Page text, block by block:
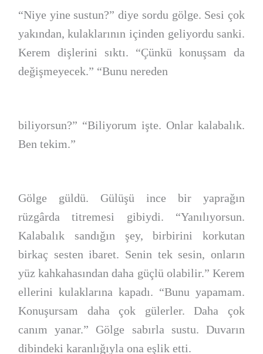
“Niye yine sustun?” diye sordu gölge. Sesi çok
yakından, kulaklarının içinden geliyordu sanki.
Kerem dişlerini sıktı. “Çünkü konuşsam da
değişmeyecek.” “Bunu nereden
biliyorsun?” “Biliyorum işte. Onlar kalabalık.
Ben tekim.”
Gölge güldü. Gülüşü ince bir yaprağın
rüzgârda titremesi gibiydi. “Yanılıyorsun.
Kalabalık sandığın şey, birbirini korkutan
birkaç sesten ibaret. Senin tek sesin, onların
yüz kahkahasından daha güçlü olabilir.” Kerem
ellerini kulaklarına kapadı. “Bunu yapamam.
Konuşursam daha çok gülerler. Daha çok
canım yanar.” Gölge sabırla sustu. Duvarın
dibindeki karanlığıyla ona eşlik etti.